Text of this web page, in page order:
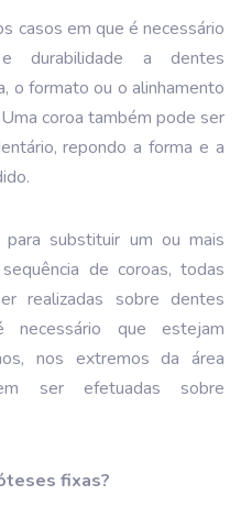
casos em que é necessário
durabilidade a dentes
o formato ou o alinhamento
coroa também pode ser
repondo a forma e a
substituir um ou mais
de coroas, todas
realizadas sobre dentes
que estejam
nos extremos da área
ser efetuadas sobre
fixas?